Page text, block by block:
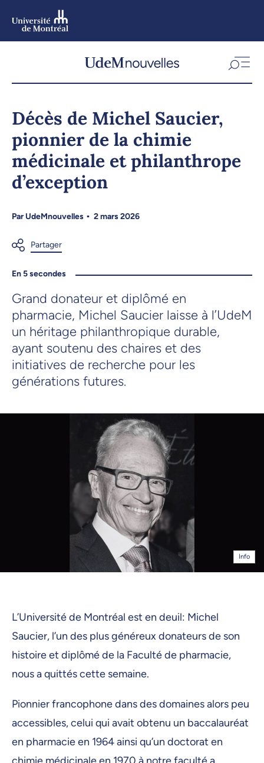
Décès de Michel Saucier,
pionnier de la chimie
médicinale et philanthrope
d’exception
ParUdeMnouvelles 2 mars 2026
En 5 secondes
Grand donateur et diplômé en
pharmacie, Michel Saucier laisse à l’UdeM
un héritage philanthropique durable,
ayant soutenu des chaires et des
initiatives de recherche pour les
générations futures.
Info
L’Université de Montréal est en deuil: Michel
Saucier, l’un des plus généreux donateurs de son
histoire et diplômé de la Faculté de pharmacie,
nous a quittés cette semaine.
Pionnier francophone dans des domaines alors peu
accessibles, celui qui avait obtenu un baccalauréat
en pharmacie en 1964 ainsi qu’un doctorat en